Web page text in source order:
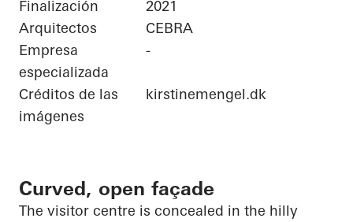
Finalización
2021
Arquitectos
CEBRA
Empresa
especializada
-
Créditos de las
imágenes
kirstinemengel.dk
Curved, open façade
The visitor centre is concealed in the hilly